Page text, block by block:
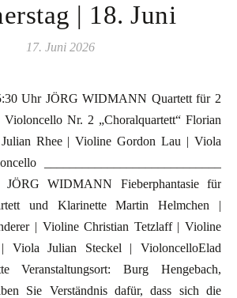
| 18. Juni
17. Juni 2026
Nr. 2 „Choralquartett“ Florian
Rhee | Violine Gordon Lau | Viola
____________________________
WIDMANN Fieberphantasie für
und Klarinette Martin Helmchen |
| Violine Christian Tetzlaff | Violine
Viola Julian Steckel | VioloncelloElad
Veranstaltungsort: Burg Hengebach,
Sie Verständnis dafür, dass sich die